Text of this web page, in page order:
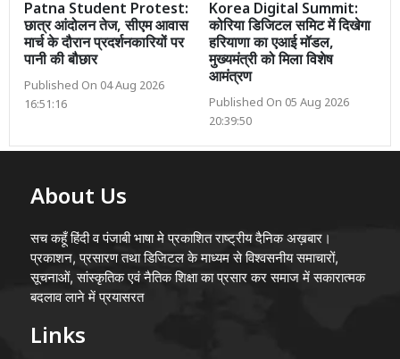
Patna Student Protest:
छात्र आंदोलन तेज, सीएम आवास
मार्च के दौरान प्रदर्शनकारियों पर
पानी की बौछार
Published On 04 Aug 2026
16:51:16
Korea Digital Summit:
कोरिया डिजिटल समिट में दिखेगा
हरियाणा का एआई मॉडल,
मुख्यमंत्री को मिला विशेष
आमंत्रण
Published On 05 Aug 2026
20:39:50
About Us
सच कहूँ हिंदी व पंजाबी भाषा मे प्रकाशित राष्ट्रीय दैनिक अख़बार।
प्रकाशन, प्रसारण तथा डिजिटल के माध्यम से विश्वसनीय समाचारों,
सूचनाओं, सांस्कृतिक एवं नैतिक शिक्षा का प्रसार कर समाज में सकारात्मक
बदलाव लाने में प्रयासरत
Links